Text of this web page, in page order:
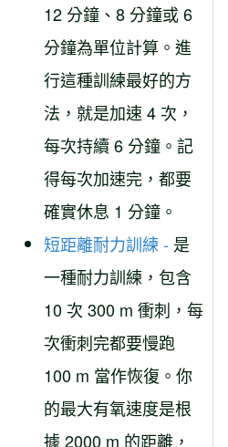
12 分鐘、8 分鐘或 6
分鐘為單位計算。進
行這種訓練最好的方
法，就是加速 4 次，
每次持續 6 分鐘。記
得每次加速完，都要
確實休息 1 分鐘。
短距離耐力訓練 - 是
一種耐力訓練，包含
10 次 300 m 衝刺，每
次衝刺完都要慢跑
100 m 當作恢復。你
的最大有氧速度是根
據 2000 m 的距離，